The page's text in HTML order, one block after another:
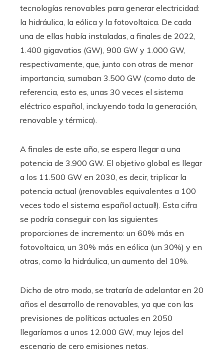
tecnologías renovables para generar electricidad:
la hidráulica, la eólica y la fotovoltaica. De cada
una de ellas había instaladas, a finales de 2022,
1.400 gigavatios (GW), 900 GW y 1.000 GW,
respectivamente, que, junto con otras de menor
importancia, sumaban 3.500 GW (como dato de
referencia, esto es, unas 30 veces el sistema
eléctrico español, incluyendo toda la generación,
renovable y térmica).
A finales de este año, se espera llegar a una
potencia de 3.900 GW. El objetivo global es llegar
a los 11.500 GW en 2030, es decir, triplicar la
potencia actual (¡renovables equivalentes a 100
veces todo el sistema español actual!). Esta cifra
se podría conseguir con las siguientes
proporciones de incremento: un 60% más en
fotovoltaica, un 30% más en eólica (un 30%) y en
otras, como la hidráulica, un aumento del 10%.
Dicho de otro modo, se trataría de adelantar en 20
años el desarrollo de renovables, ya que con las
previsiones de políticas actuales en 2050
llegaríamos a unos 12.000 GW, muy lejos del
escenario de cero emisiones netas.